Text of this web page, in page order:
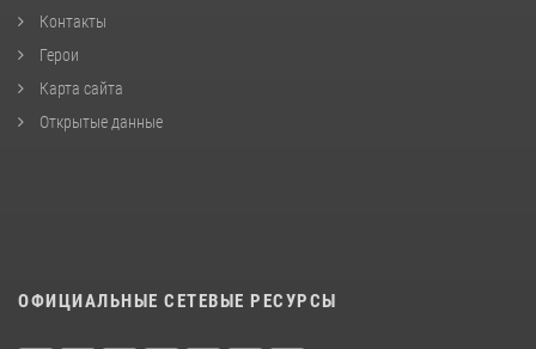
Контакты
Герои
Карта сайта
Открытые данные
ОФИЦИАЛЬНЫЕ СЕТЕВЫЕ РЕСУРСЫ